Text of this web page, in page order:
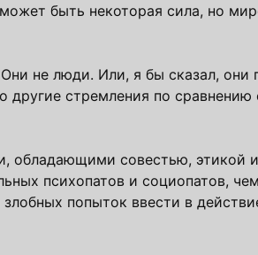
быть некоторая сила, но
не люди. Или, я бы сказал, они
другие стремления по
совестью, этикой
психопатов и социопатов,
попыток ввести в